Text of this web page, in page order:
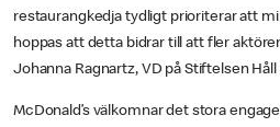
restaurangkedja tydligt prioriterar att
hoppas att detta bidrar till att fler
Johanna Ragnartz, VD på Stiftelsen
McDonald’s välkomnar det stora